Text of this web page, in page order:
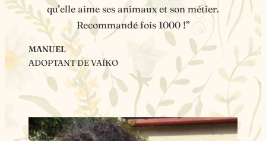
qu’elle aime ses animaux et son métier.
Recommandé fois 1000 !”
MANUEL
ADOPTANT DE VAÏKO